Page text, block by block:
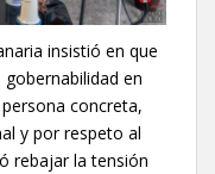
insistió en que
en
concreta,
y por respeto al
rebajar la tensión